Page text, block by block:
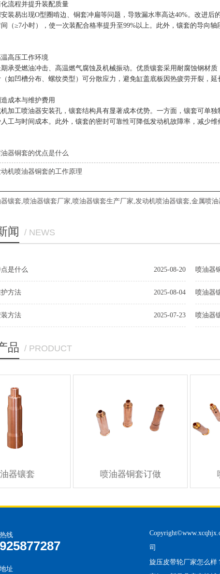
流程并提升装配质量
安装易出现O型圈啃边、铜套冲扁等问题，导致漏水率高达40%。改进
（≥7小时），使一次装配合格率提升至99%以上。此外，镶套的导向
高压工作环境
承受燃油冲击、高温燃气腐蚀及机械振动。优质镶套采用耐腐蚀钢材
如凹槽分布、螺纹类型）可分散应力，避免缸盖底板因热疲劳开裂，延
成本与维护费用
加工喷油器安装孔，镶套结构具有显著成本优势。一方面，镶套可单
工与时间成本。此外，镶套的密封可靠性可降低发动机故障率，减少维
器铜套的优点是什么
机喷油器铜套的工作原理
镶套,喷油器镶套厂家,喷油器镶套生产厂家,发动机喷油器镶套,金属喷油
闻 / NEWS
2025-08-20
是什么 喷油器
2025-08-04
方法 喷油器
2025-07-23
方法 喷油器
品 / PRODUCT
器镶套 喷油器铜套订做
线
址
Copyright©
司
旋压皮带轮厂家怎么样